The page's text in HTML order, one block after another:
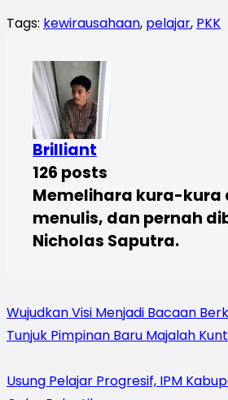
Tags: kewirausahaan, pelajar, PKK
Brilliant
126 posts
Memelihara kura-kura
menulis, dan pernah
Nicholas Saputra.
Wujudkan Visi Menjadi Bacaan
Tunjuk Pimpinan Baru Majalah
Usung Pelajar Progresif, IPM